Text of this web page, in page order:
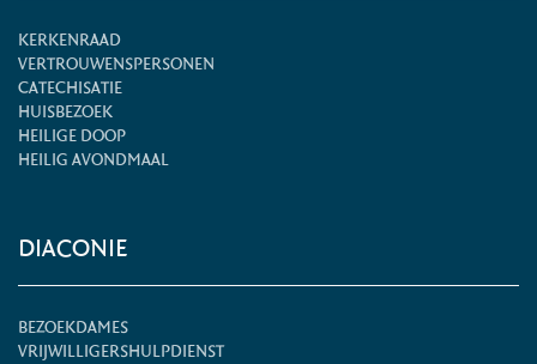
KERKENRAAD
VERTROUWENSPERSONEN
CATECHISATIE
HUISBEZOEK
HEILIGE DOOP
HEILIG AVONDMAAL
DIACONIE
BEZOEKDAMES
VRIJWILLIGERSHULPDIENST